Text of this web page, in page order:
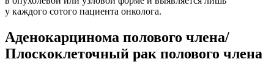
у каждого сотого пациента онколога.
Аденокарцинома полового члена/
Плоскоклеточный рак полового члена